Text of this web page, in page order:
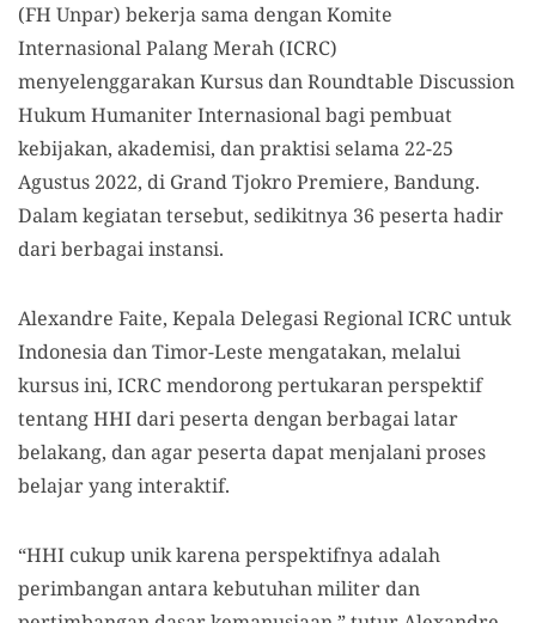
(FH Unpar) bekerja sama dengan Komite
Internasional Palang Merah (ICRC)
menyelenggarakan Kursus dan Roundtable Discussion
Hukum Humaniter Internasional bagi pembuat
kebijakan, akademisi, dan praktisi selama 22-25
Agustus 2022, di Grand Tjokro Premiere, Bandung.
Dalam kegiatan tersebut, sedikitnya 36 peserta hadir
dari berbagai instansi.
Alexandre Faite, Kepala Delegasi Regional ICRC untuk
Indonesia dan Timor-Leste mengatakan, melalui
kursus ini, ICRC mendorong pertukaran perspektif
tentang HHI dari peserta dengan berbagai latar
belakang, dan agar peserta dapat menjalani proses
belajar yang interaktif.
“HHI cukup unik karena perspektifnya adalah
perimbangan antara kebutuhan militer dan